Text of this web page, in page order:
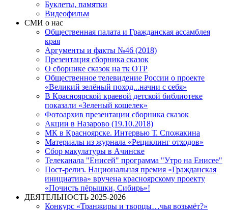
Буклеты, памятки
Видеофильм
СМИ о нас
Общественная палата и Гражданская ассамблея
края
Аргументы и факты №46 (2018)
Презентация сборника сказок
О сборнике сказок на тк ОТР
Общественное телевидение России о проекте
«Великий зелёный поход...начни с себя»
В Красноярской краевой детской библиотеке
показали «Зеленый кошелек»
Фотоархив презентации сборника сказок
Акции в Назарово (19.10.2018)
МК в Красноярске. Интервью Т. Спожакина
Материалы из журнала «Рециклинг отходов»
Сбор макулатуры в Ачинске
Телеканала "Енисей" программа "Утро на Енисее"
Пост-релиз. Национальная премия «Гражданская
инициатива» вручена красноярскому проекту
«Почисть пёрышки, Сибирь»!
ДЕЯТЕЛЬНОСТЬ 2025-2026
Конкурс «Транжиры и творцы…чья возьмёт?»